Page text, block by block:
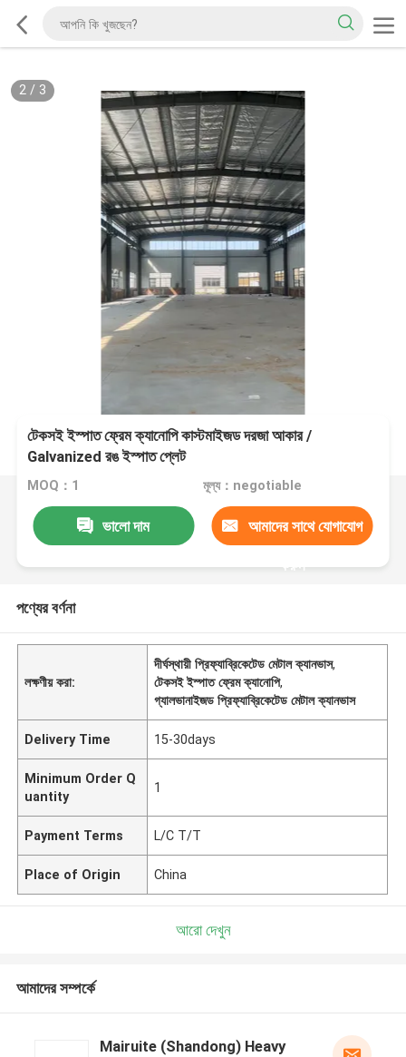
2/ 3
টেকসই ইস্পাত ফ্রেম ক্যানোপি কাস্টমাইজড দরজা আকার /
Galvanized রঙ ইস্পাত প্লেট
MOQ：1 মূল্য：negotiable
ভালো দাম আমাদের সাথে যোগাযোগ
করুন
পণ্যের বর্ণনা
লক্ষণীয় করা:
দীর্ঘস্থায়ী প্রিফ্যাব্রিকেটেড মেটাল ক্যানভাস,
টেকসই ইস্পাত ফ্রেম ক্যানোপি,
গ্যালভানাইজড প্রিফ্যাব্রিকেটেড মেটাল ক্যানভাস
Delivery Time 15-30days
Minimum Order Q
uantity
1
Payment Terms L/C T/T
Place of Origin China
আরো দেখুন
আমাদের সম্পর্কে
Mairuite (Shandong) Heavy